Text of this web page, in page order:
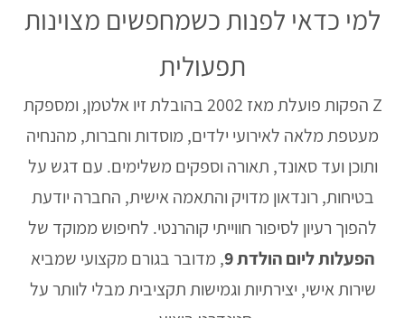
למי כדאי לפנות כשמחפשים מצוינות
תפעולית
Z הפקות פועלת מאז 2002 בהובלת זיו אלטמן, ומספקת
מעטפת מלאה לאירועי ילדים, מוסדות וחברות, מהנחיה
ותוכן ועד סאונד, תאורה וספקים משלימים. עם דגש על
בטיחות, רונדאון מדויק והתאמה אישית, החברה יודעת
להפוך רעיון לסיפור חווייתי קוהרנטי. לחיפוש ממוקד של
הפעלות ליום הולדת 9 , מדובר בגורם מקצועי שמביא
שירות אישי, יצירתיות וגמישות תקציבית מבלי לוותר על